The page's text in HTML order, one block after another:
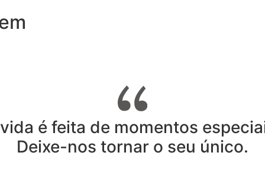
é feita de momentos
Deixe-nos tornar o seu único.